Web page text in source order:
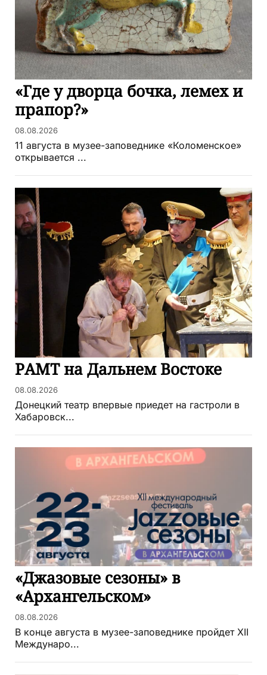
«Где у дворца бочка, лемех и
прапор?»
08.08.2026
11 августа в музее-заповеднике «Коломенское»
открывается ...
РАМТ на Дальнем Востоке
08.08.2026
Донецкий театр впервые приедет на гастроли в
Хабаровск...
«Джазовые сезоны» в
«Архангельском»
08.08.2026
В конце августа в музее-заповеднике пройдет XII
Междунаро...